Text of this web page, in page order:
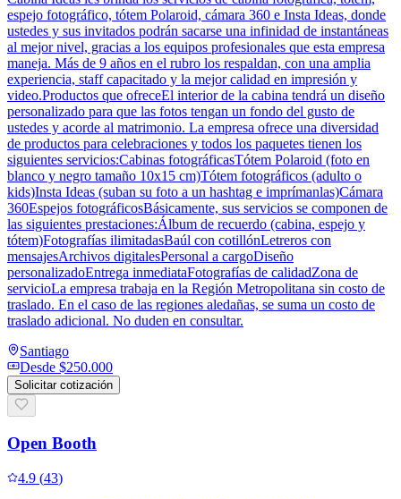
espejo fotográfico, tótem Polaroid, cámara 360 e Insta Ideas, donde
ustedes y sus invitados podrán sacarse una infinidad de instantáneas
al mejor nivel, gracias a los equipos profesionales que esta empresa
maneja. Más de 9 años en el rubro los respaldan, con una amplia
experiencia, staff capacitado y la mejor calidad en impresión y
video.Productos que ofreceEl interior de la cabina tendrá un diseño
personalizado para que las fotos tengan un fondo del gusto de
ustedes y acorde al matrimonio. La empresa ofrece una diversidad
de productos para celebraciones y todos los paquetes tienen los
siguientes servicios:Cabinas fotográficasTótem Polaroid (foto en
blanco y negro tamaño 10x15 cm)Tótem fotográficos (adulto o
kids)Insta Ideas (suban su foto a un hashtag e imprímanlas)Cámara
360Espejos fotográficosBásicamente, sus servicios se componen de
las siguientes prestaciones:Álbum de recuerdo (cabina, espejo y
tótem)Fotografías ilimitadasBaúl con cotillónLetreros con
mensajesArchivos digitalesPersonal a cargoDiseño
personalizadoEntrega inmediataFotografías de calidadZona de
servicioLa empresa trabaja en la Región Metropolitana sin costo de
traslado. En el caso de las regiones aledañas, se suma un costo de
traslado adicional. No duden en consultar.
Santiago
Desde $250.000
Solicitar cotización
Open Booth
4.9 (43)